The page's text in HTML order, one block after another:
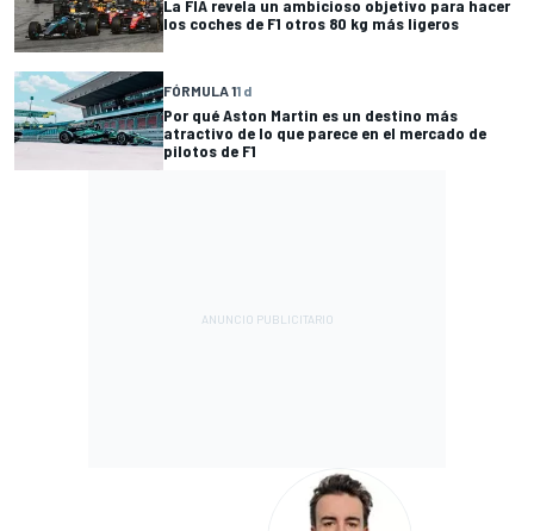
La FIA revela un ambicioso objetivo para hacer
los coches de F1 otros 80 kg más ligeros
FÓRMULA 11 d
Por qué Aston Martin es un destino más
atractivo de lo que parece en el mercado de
pilotos de F1